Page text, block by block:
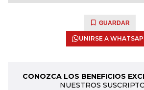
GUARDAR
UNIRSE A
CONOZCA LOS BENEFICIOS
NUESTROS